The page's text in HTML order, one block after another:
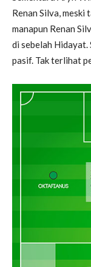
Renan Silva,
manapun Renan
di sebelah Hidayat.
pasif. Tak terlihat